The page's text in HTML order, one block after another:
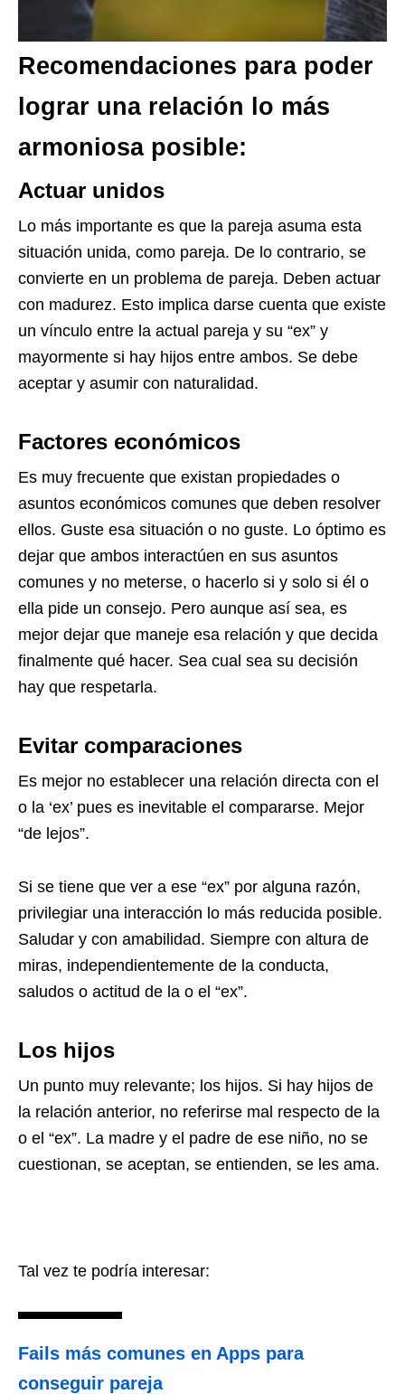
Recomendaciones para poder
lograr una relación lo más
armoniosa posible:
Actuar unidos
Lo más importante es que la pareja asuma esta
situación unida, como pareja. De lo contrario, se
convierte en un problema de pareja. Deben actuar
con madurez. Esto implica darse cuenta que existe
un vínculo entre la actual pareja y su “ex” y
mayormente si hay hijos entre ambos. Se debe
aceptar y asumir con naturalidad.
Factores económicos
Es muy frecuente que existan propiedades o
asuntos económicos comunes que deben resolver
ellos. Guste esa situación o no guste. Lo óptimo es
dejar que ambos interactúen en sus asuntos
comunes y no meterse, o hacerlo si y solo si él o
ella pide un consejo. Pero aunque así sea, es
mejor dejar que maneje esa relación y que decida
finalmente qué hacer. Sea cual sea su decisión
hay que respetarla.
Evitar comparaciones
Es mejor no establecer una relación directa con el
o la ‘ex’ pues es inevitable el compararse. Mejor
“de lejos”.
Si se tiene que ver a ese “ex” por alguna razón,
privilegiar una interacción lo más reducida posible.
Saludar y con amabilidad. Siempre con altura de
miras, independientemente de la conducta,
saludos o actitud de la o el “ex”.
Los hijos
Un punto muy relevante; los hijos. Si hay hijos de
la relación anterior, no referirse mal respecto de la
o el “ex”. La madre y el padre de ese niño, no se
cuestionan, se aceptan, se entienden, se les ama.
Tal vez te podría interesar:
Fails más comunes en Apps para
conseguir pareja